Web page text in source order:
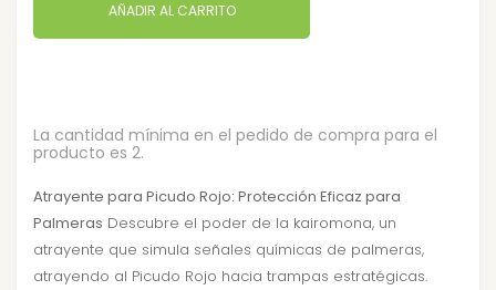
AÑADIR AL CARRITO
La cantidad mínima en el pedido de compra para el
producto es 2.
Atrayente para Picudo Rojo: Protección Eficaz para
Palmeras Descubre el poder de la kairomona, un
atrayente que simula señales químicas de palmeras,
atrayendo al Picudo Rojo hacia trampas estratégicas.